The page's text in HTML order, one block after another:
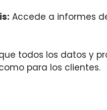
Accede a informes
todos los datos y
para los clientes.